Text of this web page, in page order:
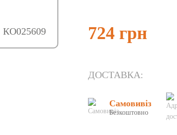
КО025609 724 грн
ДОСТАВКА:
Самовивіз
Безкоштовно